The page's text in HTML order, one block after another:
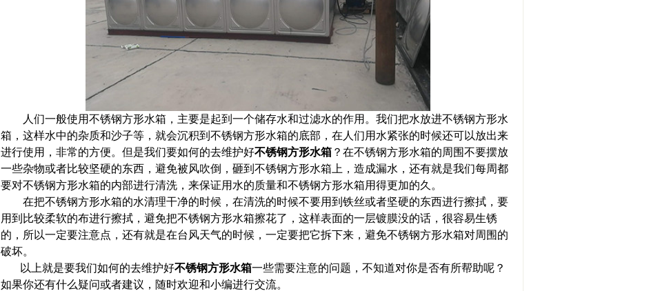
人们一般使用不锈钢方形水箱，主要是起到一个储存水和过滤水的作用。我们把水放进不锈钢方形水
箱，这样水中的杂质和沙子等，就会沉积到不锈钢方形水箱的底部，在人们用水紧张的时候还可以放出来
进行使用，非常的方便。但是我们要如何的去维护好不锈钢方形水箱 ？在不锈钢方形水箱的周围不要摆放
一些杂物或者比较坚硬的东西，避免被风吹倒，砸到不锈钢方形水箱上，造成漏水，还有就是我们每周都
要对不锈钢方形水箱的内部进行清洗，来保证用水的质量和不锈钢方形水箱用得更加的久。
在把不锈钢方形水箱的水清理干净的时候，在清洗的时候不要用到铁丝或者坚硬的东西进行擦拭，要
用到比较柔软的布进行擦拭，避免把不锈钢方形水箱擦花了，这样表面的一层镀膜没的话，很容易生锈
的，所以一定要注意点，还有就是在台风天气的时候，一定要把它拆下来，避免不锈钢方形水箱对周围的
破坏。
以上就是要我们如何的去维护好不锈钢方形水箱一些需要注意的问题，不知道对你是否有所帮助呢？
如果你还有什么疑问或者建议，随时欢迎和小编进行交流。